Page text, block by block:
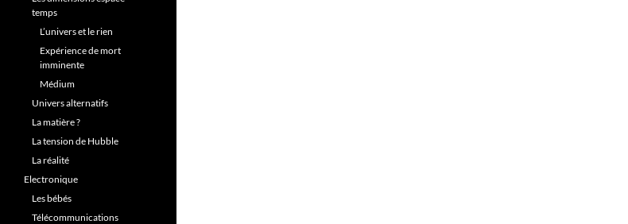
temps
L’univers et le rien
Expérience de mort
imminente
Médium
Univers alternatifs
La matière ?
La tension de Hubble
La réalité
Electronique
Les bébés
Télécommunications